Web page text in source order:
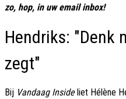
zo, hop, in uw email inbox!
Hendriks: "Denk
zegt"
Bij Vandaag Insideliet Hélène